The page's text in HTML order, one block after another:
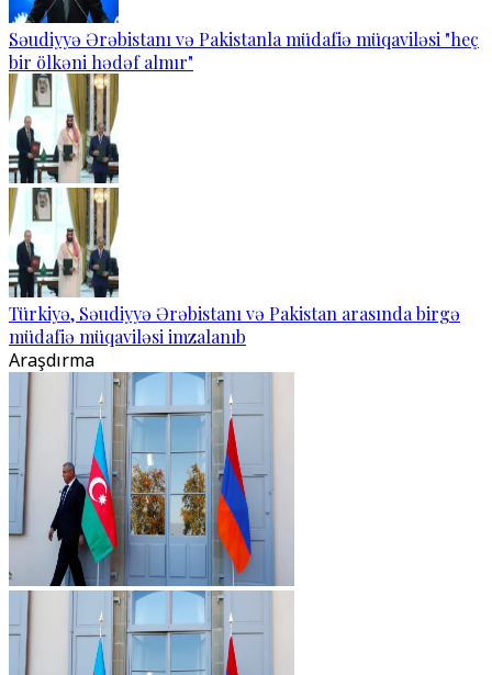
Səudiyyə Ərəbistanı və Pakistanla müdafiə müqaviləsi "heç
bir ölkəni hədəf almır"
Türkiyə, Səudiyyə Ərəbistanı və Pakistan arasında birgə
müdafiə müqaviləsi imzalanıb
Araşdırma